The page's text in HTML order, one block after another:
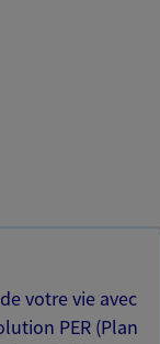
votre vie avec
PER (Plan